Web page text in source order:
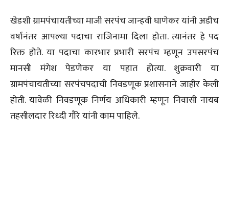
खेडशी ग्रामपंचायतीच्या माजी सरपंच जान्हवी घाणेकर यांनी अडीच
वर्षानंतर आपल्या पदाचा राजिनामा दिला होता. त्यानंतर हे पद
रिक्त होते. या पदाचा कारभार प्रभारी सरपंच म्हणून उपसरपंच
मानसी मंगेश पेडणेकर या पहात होत्या. शुक्रवारी या
ग्रामपंचायतीच्या सरपंचपदाची निवडणूक प्रशासनाने जाहीर केली
होती. यावेळी निवडणूक निर्णय अधिकारी म्हणून निवासी नायब
तहसीलदार रिध्दी गौरे यांनी काम पाहिले.